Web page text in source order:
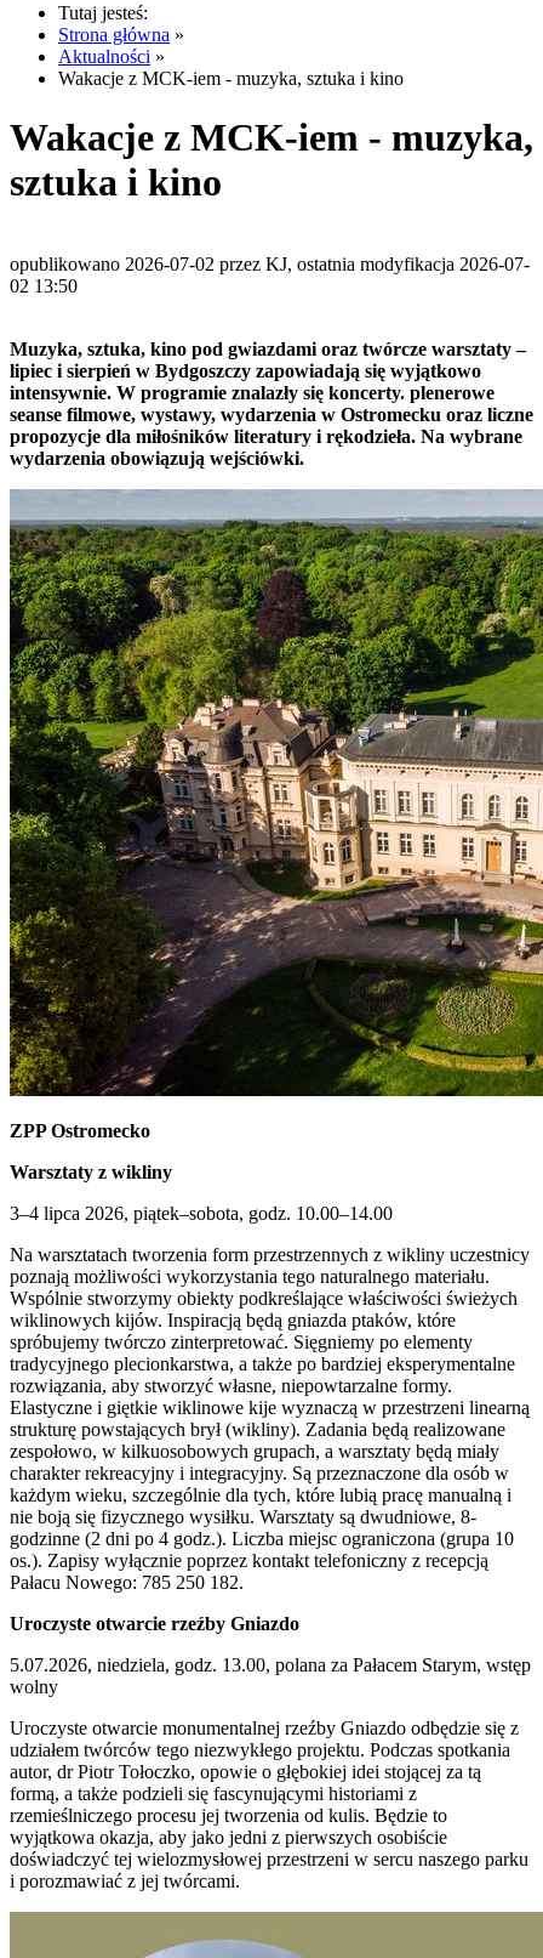
Tutaj jesteś:
Strona główna »
Aktualności »
Wakacje z MCK-iem - muzyka, sztuka i kino
Wakacje z MCK-iem - muzyka,
sztuka i kino
opublikowano 2026-07-02 przez KJ, ostatnia modyfikacja 2026-07-
02 13:50
Muzyka, sztuka, kino pod gwiazdami oraz twórcze warsztaty –
lipiec i sierpień w Bydgoszczy zapowiadają się wyjątkowo
intensywnie. W programie znalazły się koncerty. plenerowe
seanse filmowe, wystawy, wydarzenia w Ostromecku oraz liczne
propozycje dla miłośników literatury i rękodzieła. Na wybrane
wydarzenia obowiązują wejściówki.
ZPP Ostromecko
Warsztaty z wikliny
3–4 lipca 2026, piątek–sobota, godz. 10.00–14.00
Na warsztatach tworzenia form przestrzennych z wikliny uczestnicy
poznają możliwości wykorzystania tego naturalnego materiału.
Wspólnie stworzymy obiekty podkreślające właściwości świeżych
wiklinowych kijów. Inspiracją będą gniazda ptaków, które
spróbujemy twórczo zinterpretować. Sięgniemy po elementy
tradycyjnego plecionkarstwa, a także po bardziej eksperymentalne
rozwiązania, aby stworzyć własne, niepowtarzalne formy.
Elastyczne i giętkie wiklinowe kije wyznaczą w przestrzeni linearną
strukturę powstających brył (wikliny). Zadania będą realizowane
zespołowo, w kilkuosobowych grupach, a warsztaty będą miały
charakter rekreacyjny i integracyjny. Są przeznaczone dla osób w
każdym wieku, szczególnie dla tych, które lubią pracę manualną i
nie boją się fizycznego wysiłku. Warsztaty są dwudniowe, 8-
godzinne (2 dni po 4 godz.). Liczba miejsc ograniczona (grupa 10
os.). Zapisy wyłącznie poprzez kontakt telefoniczny z recepcją
Pałacu Nowego: 785 250 182.
Uroczyste otwarcie rzeźby Gniazdo
5.07.2026, niedziela, godz. 13.00, polana za Pałacem Starym, wstęp
wolny
Uroczyste otwarcie monumentalnej rzeźby Gniazdo odbędzie się z
udziałem twórców tego niezwykłego projektu. Podczas spotkania
autor, dr Piotr Tołoczko, opowie o głębokiej idei stojącej za tą
formą, a także podzieli się fascynującymi historiami z
rzemieślniczego procesu jej tworzenia od kulis. Będzie to
wyjątkowa okazja, aby jako jedni z pierwszych osobiście
doświadczyć tej wielozmysłowej przestrzeni w sercu naszego parku
i porozmawiać z jej twórcami.